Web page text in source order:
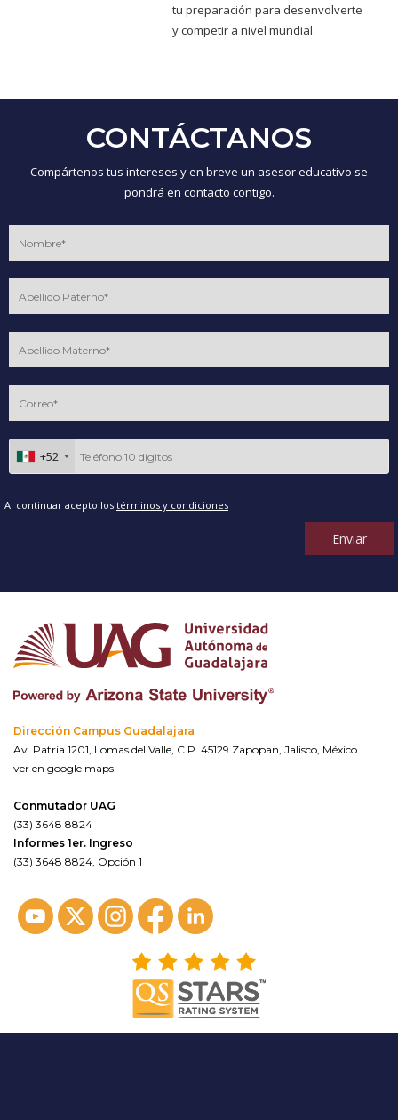
tu preparación para desenvolverte
y competir a nivel mundial.
CONTÁCTANOS
Compártenos tus intereses y en breve un asesor educativo se
pondrá en contacto contigo.
+52
Al continuar acepto los términos y condiciones
Enviar
Dirección Campus Guadalajara
Av. Patria 1201, Lomas del Valle, C.P. 45129 Zapopan, Jalisco, México.
ver en google maps
Conmutador UAG
(33) 3648 8824
Informes 1er. Ingreso
(33) 3648 8824, Opción 1